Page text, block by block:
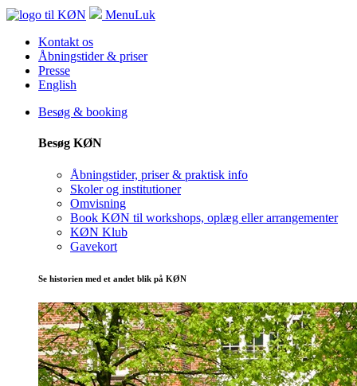
MenuLuk
Kontakt os
Åbningstider & priser
Presse
English
Besøg & booking
Besøg KØN
Åbningstider, priser & praktisk info
Skoler og institutioner
Omvisning
Book KØN til workshops, oplæg eller arrangementer
KØN Klub
Gavekort
Se historien med et andet blik på KØN